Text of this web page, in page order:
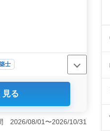
い♪
士
建築設計事務所で
、公営住宅など、幅
場調査業務も含まれ
見る
2026/08/01〜2026/10/31